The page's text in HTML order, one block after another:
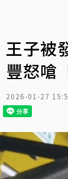
王子被
豐怒嗆
2026-01-27